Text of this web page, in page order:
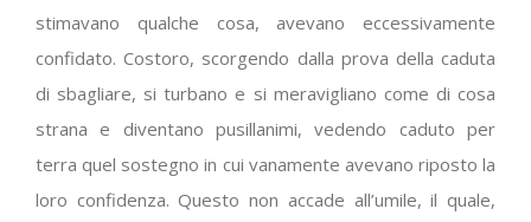
stimavano qualche cosa, avevano eccessivamente
confidato. Costoro, scorgendo dalla prova della caduta
di sbagliare, si turbano e si meravigliano come di cosa
strana e diventano pusillanimi, vedendo caduto per
terra quel sostegno in cui vanamente avevano riposto la
loro confidenza. Questo non accade all’umile, il quale,